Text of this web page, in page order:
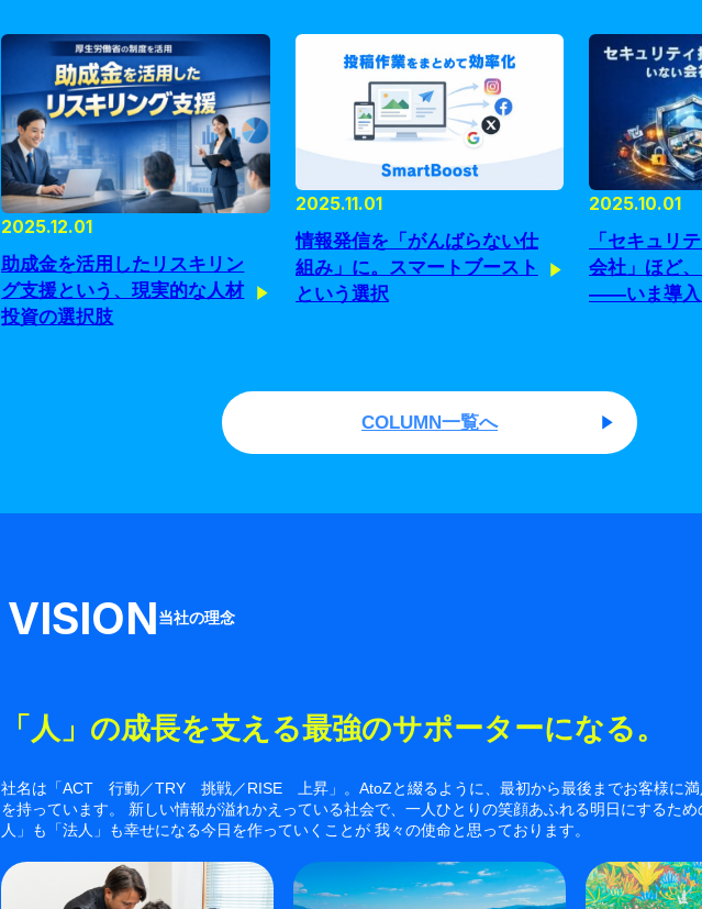
2025.12.01
助成金を活用したリスキリン
グ支援という、現実的な人材
投資の選択肢
2025.11.01
情報発信を「がんばらない仕
組み」に。スマートブースト
という選択
2025.10.01
「セキュリ
会社」ほど、
——いま導入
COLUMN一覧へ
VISION当社の理念
「人」の成長を支える最強のサポーターになる。
社名は「ACT 行動／TRY 挑戦／RISE 上昇」。AtoZと綴るように、最初から最後までお客様に満
を持っています。 新しい情報が溢れかえっている社会で、一人ひとりの笑顔あふれる明日にするた
人」も「法人」も幸せになる今日を作っていくことが 我々の使命と思っております。